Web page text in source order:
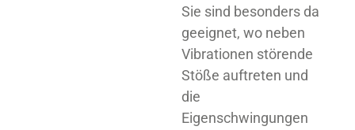
Sie sind besonders da
geeignet, wo neben
Vibrationen störende
Stöße auftreten und
die
Eigenschwingungen